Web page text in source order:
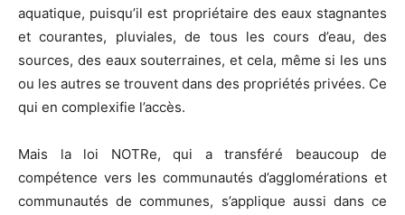
aquatique, puisqu’il est propriétaire des eaux stagnantes
et courantes, pluviales, de tous les cours d’eau, des
sources, des eaux souterraines, et cela, même si les uns
ou les autres se trouvent dans des propriétés privées. Ce
qui en complexifie l’accès.
Mais la loi NOTRe, qui a transféré beaucoup de
compétence vers les communautés d’agglomérations et
communautés de communes, s’applique aussi dans ce